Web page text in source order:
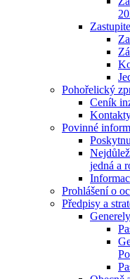
Pohořelický
Ceník
Povinné
jedná a
Prohlášení o
Předpisy a